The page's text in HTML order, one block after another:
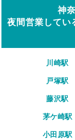
神
夜間営業してい
川崎駅
戸塚駅
藤沢駅
茅ケ崎駅
小田原駅